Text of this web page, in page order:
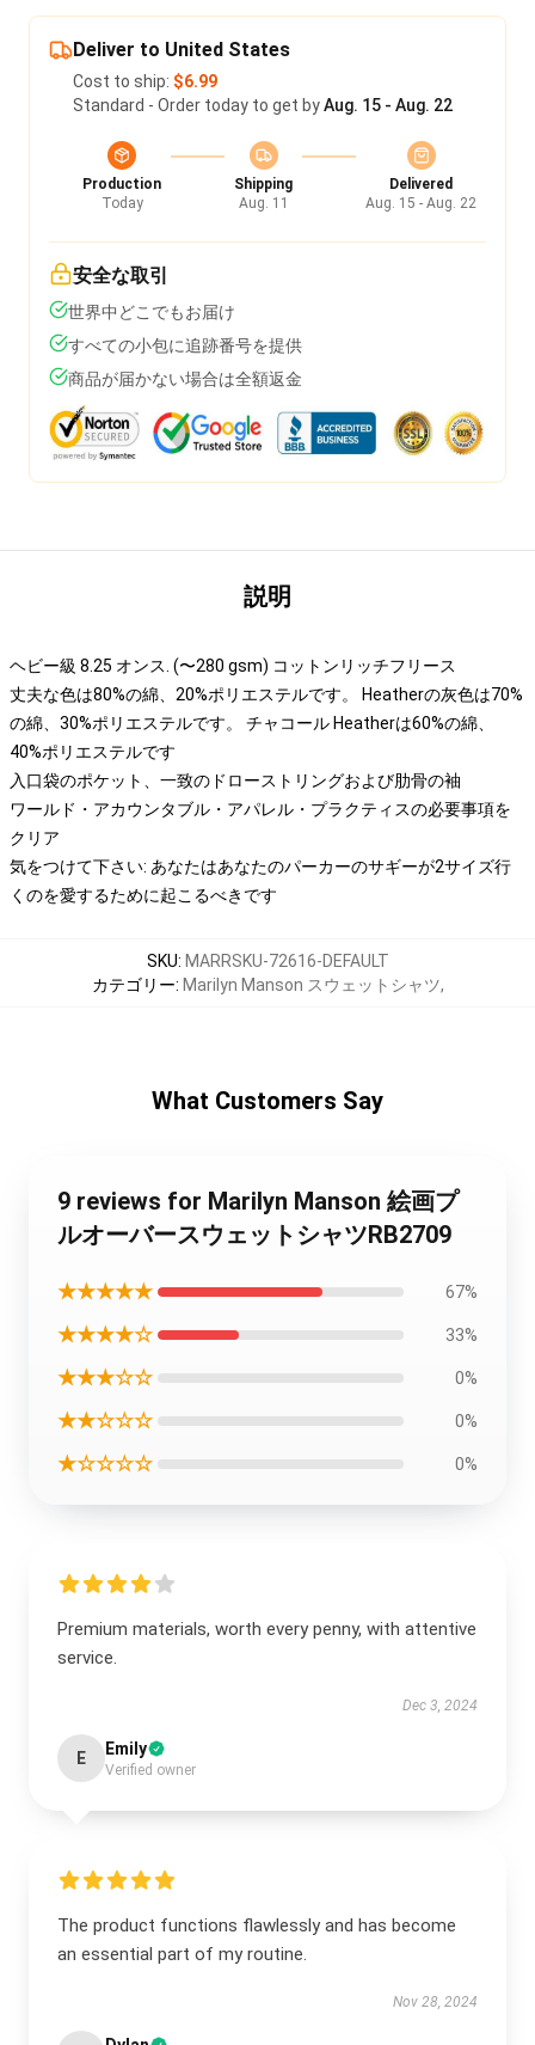
Deliver to United States
Cost to ship: $6.99
Standard - Order today to get byAug. 15 - Aug. 22
Production
Today
Shipping
Aug. 11
Delivered
Aug. 15 - Aug. 22
安全な取引
世界中どこでもお届け
すべての小包に追跡番号を提供
商品が届かない場合は全額返金
説明
ヘビー級 8.25 オンス. (〜280 gsm) コットンリッチフリース
丈夫な色は80%の綿、20%ポリエステルです。 Heatherの灰色は70%
の綿、30%ポリエステルです。 チャコール Heatherは60%の綿、
40%ポリエステルです
入口袋のポケット、一致のドローストリングおよび肋骨の袖
ワールド・アカウンタブル・アパレル・プラクティスの必要事項を
クリア
気をつけて下さい: あなたはあなたのパーカーのサギーが2サイズ行
くのを愛するために起こるべきです
SKU: MARRSKU-72616-DEFAULT
カテゴリー: Marilyn Manson スウェットシャツ,
What Customers Say
9 reviews for Marilyn Manson 絵画プ
ルオーバースウェットシャツRB2709
★★★★★ 67%
★★★★☆ 33%
★★★☆☆ 0%
★★☆☆☆ 0%
★☆☆☆☆ 0%
Premium materials, worth every penny, with attentive
service.
Dec 3, 2024
E Emily
Verified owner
The product functions flawlessly and has become
an essential part of my routine.
Nov 28, 2024